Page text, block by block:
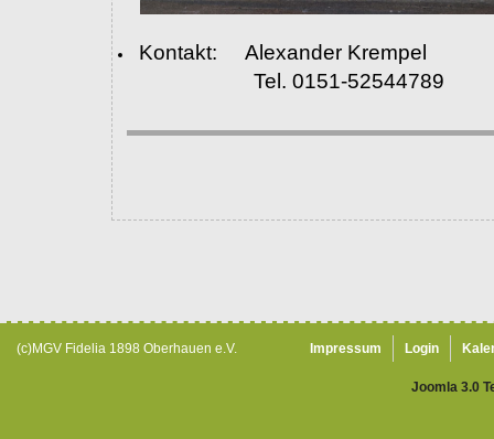
Kontakt: Alexander Krempel
Tel. 0151-52544789
(c)MGV Fidelia 1898 Oberhauen e.V. Impressum Login
Joomla 3.0